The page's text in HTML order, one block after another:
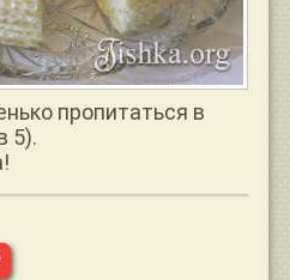
пропитаться в
5).